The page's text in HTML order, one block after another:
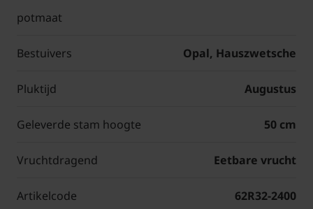
potmaat
Bestuivers Opal, Hauszwetsche
Pluktijd Augustus
Geleverde stam hoogte 50 cm
Vruchtdragend Eetbare vrucht
Artikelcode 62R32-2400